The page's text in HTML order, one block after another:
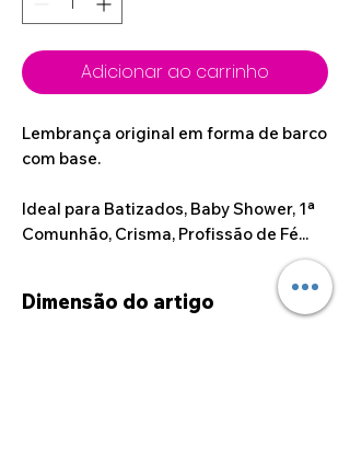
Adicionar ao carrinho
Lembrança original em forma de barco
com base.
Ideal para Batizados, Baby Shower, 1ª
Comunhão, Crisma, Profissão de Fé...
Dimensão do artigo